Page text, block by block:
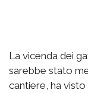
La vicenda dei
sarebbe stato
cantiere, ha visto